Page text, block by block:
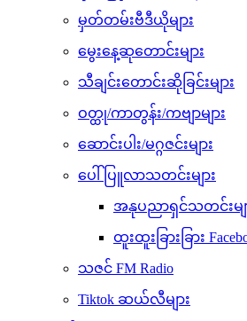
မှတ်တမ်းဗီဒီယိုများ
မွေးနေ့ဆုတောင်းများ
သီချင်းတောင်းဆိုခြင်းများ
ဝတ္ထု/ကာတွန်း/ကဗျာများ
ဆောင်းပါး/မဂ္ဂဇင်းများ
ပေါ်ပြူလာသတင်းများ
အနုပညာရှင်သတင်းမျ
ထူးထူးခြားခြား
သဇင် FM Radio
Tiktok ဆယ်လီများ